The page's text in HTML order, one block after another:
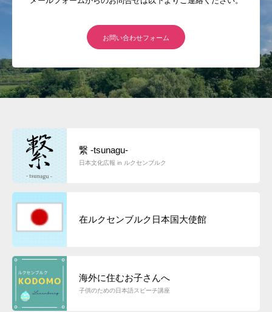
お問い合わせフォーム
繋 -tsunagu-
日本文化広報 in ルクセンブルク
在ルクセンブルク日本国大使館
海外に住むお子さんへ
子供のための日本語スピーチ講座